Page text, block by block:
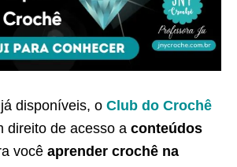
disponíveis, o Club do Crochê
direito de acesso a conteúdos
você aprender crochê na